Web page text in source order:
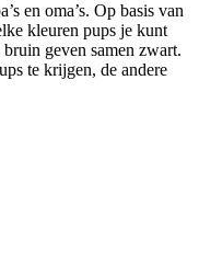
en oma’s. Op basis van
kleuren pups je kunt
geven samen zwart.
te krijgen, de andere